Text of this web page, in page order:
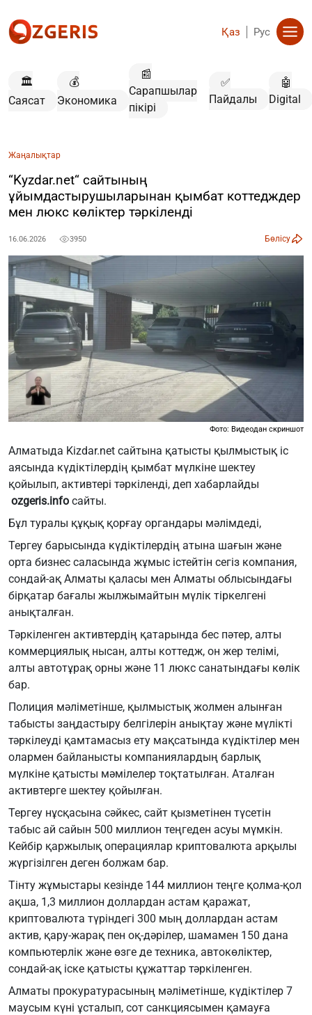
Қаз Рус
🏛️
Саясат
💰
Экономика
📰
Сарапшылар
пікірі
✅
Пайдалы
🤖
Digital
Жаңалықтар
“Kyzdar.net“ сайтының
ұйымдастырушыларынан қымбат коттедждер
мен люкс көліктер тәркіленді
Фото: Видеодан скриншот
16.06.2026 3950 Бөлісу
Алматыда Kizdar.net сайтына қатысты қылмыстық іс
аясында күдіктілердің қымбат мүлкіне шектеу
қойылып, активтері тәркіленді, деп хабарлайды
ozgeris.info сайты.
Бұл туралы құқық қорғау органдары мәлімдеді,
Тергеу барысында күдіктілердің атына шағын және
орта бизнес саласында жұмыс істейтін сегіз компания,
сондай-ақ Алматы қаласы мен Алматы облысындағы
бірқатар бағалы жылжымайтын мүлік тіркелгені
анықталған.
Тәркіленген активтердің қатарында бес пәтер, алты
коммерциялық нысан, алты коттедж, он жер телімі,
алты автотұрақ орны және 11 люкс санатындағы көлік
бар.
Полиция мәліметінше, қылмыстық жолмен алынған
табысты заңдастыру белгілерін анықтау және мүлікті
тәркілеуді қамтамасыз ету мақсатында күдіктілер мен
олармен байланысты компаниялардың барлық
мүлкіне қатысты мәмілелер тоқтатылған. Аталған
активтерге шектеу қойылған.
Тергеу нұсқасына сәйкес, сайт қызметінен түсетін
табыс ай сайын 500 миллион теңгеден асуы мүмкін.
Кейбір қаржылық операциялар криптовалюта арқылы
жүргізілген деген болжам бар.
Тінту жұмыстары кезінде 144 миллион теңге қолма-қол
ақша, 1,3 миллион доллардан астам қаражат,
криптовалюта түріндегі 300 мың доллардан астам
актив, қару-жарақ пен оқ-дәрілер, шамамен 150 дана
компьютерлік және өзге де техника, автокөліктер,
сондай-ақ іске қатысты құжаттар тәркіленген.
Алматы прокуратурасының мәліметінше, күдіктілер 7
маусым күні ұсталып, сот санкциясымен қамауға